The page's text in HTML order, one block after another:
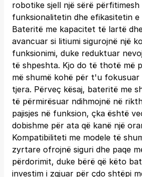
robotike sjell një sërë përfitimesh
funksionalitetin dhe efikasitetin e
Bateritë me kapacitet të lartë
avancuar si litiumi sigurojnë një
funksionimi, duke reduktuar
të shpeshta. Kjo do të thotë më
më shumë kohë për t'u
tjera. Përveç kësaj, bateritë me
të përmirësuar ndihmojnë në
pajisjes në funksion, çka është
dobishme për ata që kanë një
Kompatibiliteti me modele të
zyrtare ofrojnë siguri dhe paqe
përdorimit, duke bërë që këto
investim i zgjuar për çdo shtëpi